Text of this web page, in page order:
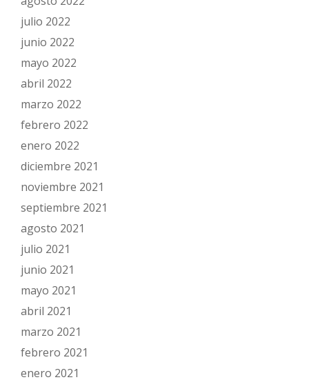
julio 2022
junio 2022
mayo 2022
abril 2022
marzo 2022
febrero 2022
enero 2022
diciembre 2021
noviembre 2021
septiembre 2021
agosto 2021
julio 2021
junio 2021
mayo 2021
abril 2021
marzo 2021
febrero 2021
enero 2021